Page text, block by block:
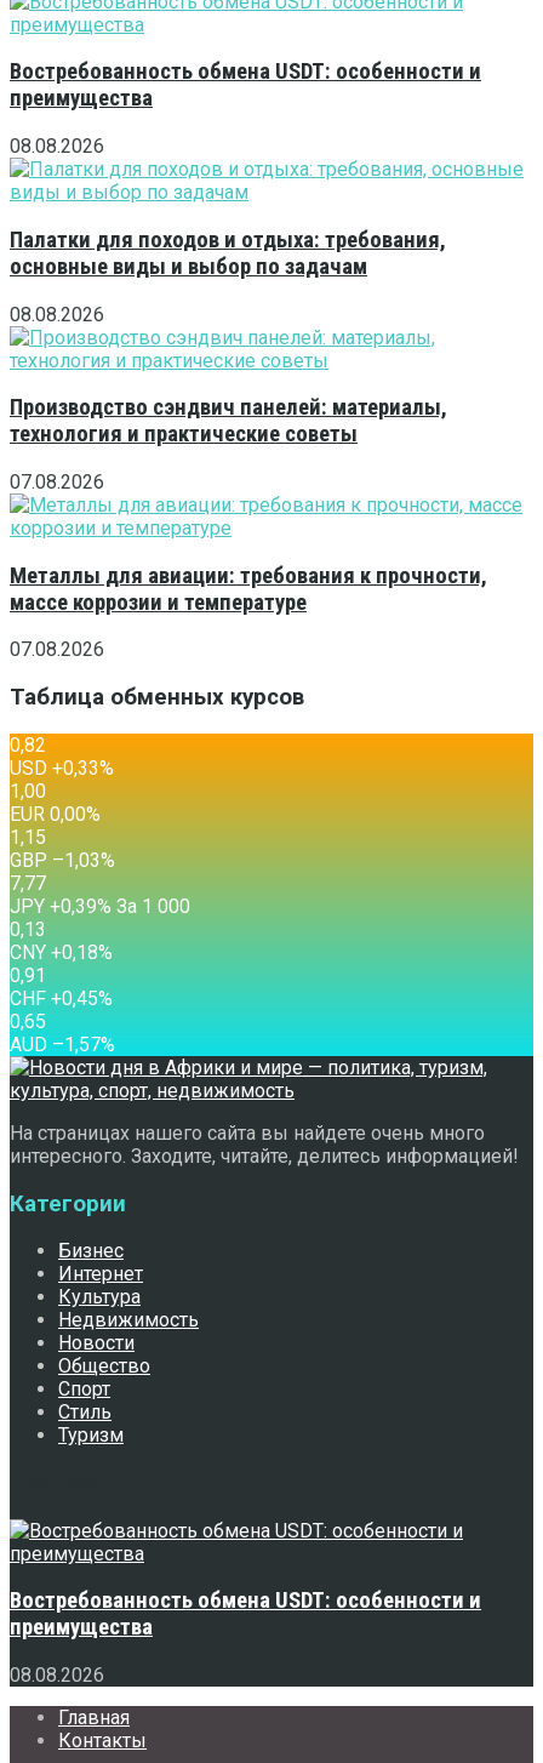
Востребованность обмена USDT: особенности и
преимущества
08.08.2026
Палатки для походов и отдыха: требования,
основные виды и выбор по задачам
08.08.2026
Производство сэндвич панелей: материалы,
технология и практические советы
07.08.2026
Металлы для авиации: требования к прочности,
массе коррозии и температуре
07.08.2026
Таблица обменных курсов
0,82
USD +0,33%
1,00
EUR 0,00%
1,15
GBP –1,03%
7,77
JPY +0,39% За 1 000
0,13
CNY +0,18%
0,91
CHF +0,45%
0,65
AUD –1,57%
На страницах нашего сайта вы найдете очень много
интересного. Заходите, читайте, делитесь информацией!
Категории
Бизнес
Интернет
Культура
Недвижимость
Новости
Общество
Спорт
Стиль
Туризм
Востребованность обмена USDT: особенности и
преимущества
08.08.2026
Главная
Контакты